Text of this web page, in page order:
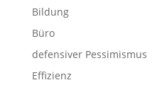
Bildung
Büro
defensiver Pessimismus
Effizienz